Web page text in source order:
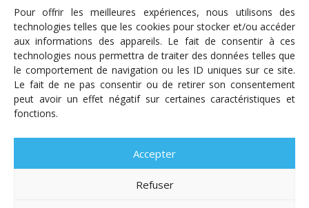
Pour offrir les meilleures expériences, nous utilisons des
technologies telles que les cookies pour stocker et/ou accéder
aux informations des appareils. Le fait de consentir à ces
technologies nous permettra de traiter des données telles que
le comportement de navigation ou les ID uniques sur ce site.
Le fait de ne pas consentir ou de retirer son consentement
peut avoir un effet négatif sur certaines caractéristiques et
fonctions.
Accepter
Refuser
Radio Judaica Strasbourg
Tous droits réservés
RADIO JUDAÏCA
ÉMISSIONS ET GRILLE DES PROGRAMMES
PODCASTS
UN DON
ADHÉRER MENTIONS LÉGALES
RÉAL.